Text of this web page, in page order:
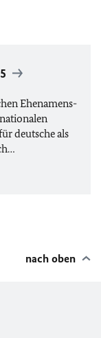
Ehenamens-
deutsche als
nach oben